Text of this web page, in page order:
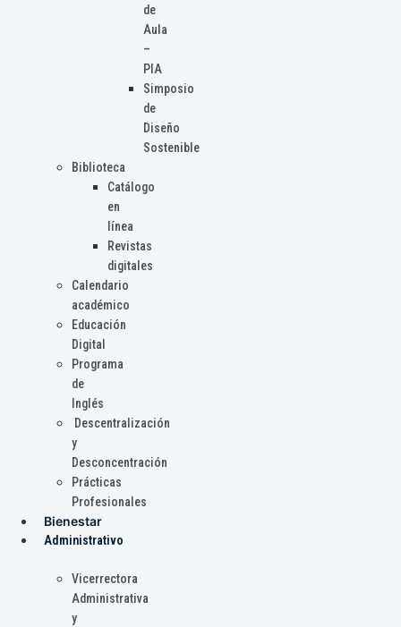
de
Aula
–
PIA
Simposio
de
Diseño
Sostenible
Biblioteca
Catálogo
en
línea
Revistas
digitales
Calendario
académico
Educación
Digital
Programa
de
Inglés
Descentralización
y
Desconcentración
Prácticas
Profesionales
Bienestar
Administrativo
Vicerrectora
Administrativa
y